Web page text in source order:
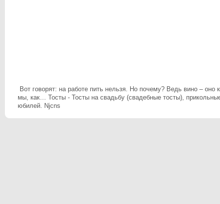
Вот говорят: на работе пить нельзя. Но почему? Ведь вино –
мы, как… Тосты - Тосты на свадьбу (свадебные тосты),
юбилей. Njcns